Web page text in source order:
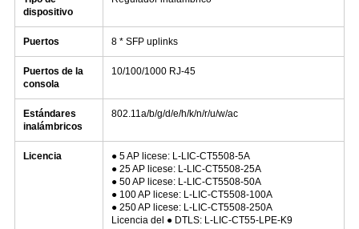
dispositivo
Puertos 8 * SFP uplinks
Puertos de la
consola
10/100/1000 RJ-45
Estándares
inalámbricos
802.11a/b/g/d/e/h/k/n/r/u/w/ac
Licencia
● 5 AP licese: L-LIC-CT5508-5A
● 25 AP licese: L-LIC-CT5508-25A
● 50 AP licese: L-LIC-CT5508-50A
● 100 AP licese: L-LIC-CT5508-100A
● 250 AP licese: L-LIC-CT5508-250A
Licencia del ● DTLS: L-LIC-CT55-LPE-K9